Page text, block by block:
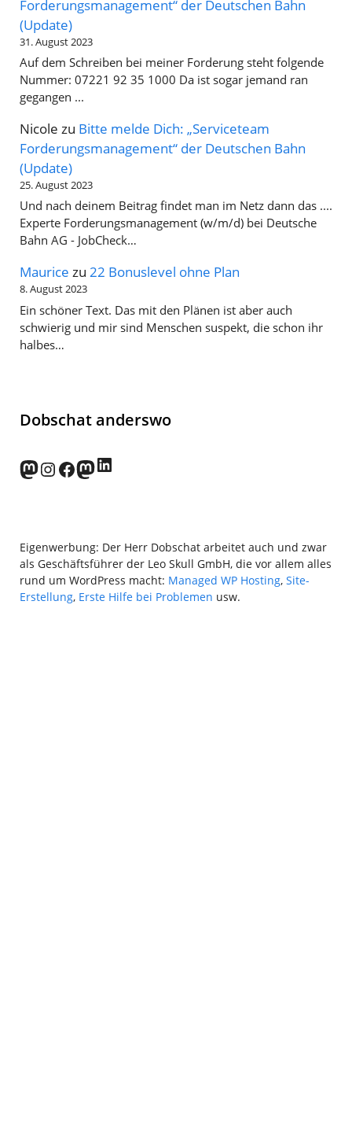
Forderungsmanagement“ der Deutschen Bahn
(Update)
31. August 2023
Auf dem Schreiben bei meiner Forderung steht folgende
Nummer: 07221 92 35 1000 Da ist sogar jemand ran
gegangen ...
Nicole zu Bitte melde Dich: „Serviceteam
Forderungsmanagement“ der Deutschen Bahn
(Update)
25. August 2023
Und nach deinem Beitrag findet man im Netz dann das ....
Experte Forderungsmanagement (w/m/d) bei Deutsche
Bahn AG - JobCheck…
Maurice zu 22 Bonuslevel ohne Plan
8. August 2023
Ein schöner Text. Das mit den Plänen ist aber auch
schwierig und mir sind Menschen suspekt, die schon ihr
halbes…
Dobschat anderswo
norden.social
Instagram
Facebook
wp-punks.social
LinkedIn
Eigenwerbung: Der Herr Dobschat arbeitet auch und zwar
als Geschäftsführer der Leo Skull GmbH, die vor allem alles
rund um WordPress macht: Managed WP Hosting, Site-
Erstellung, Erste Hilfe bei Problemen usw.